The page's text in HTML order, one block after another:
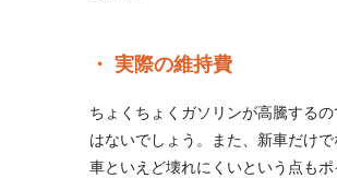
実際の維持費
ちょくちょくガソリンが高騰する
はないでしょう。また、新車だけ
車といえど壊れにくいという点も